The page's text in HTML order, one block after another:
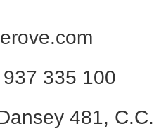
335 100
481, C.C.